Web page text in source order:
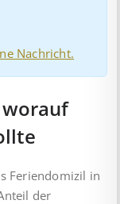
Nachricht.
worauf
Feriendomizil in
der